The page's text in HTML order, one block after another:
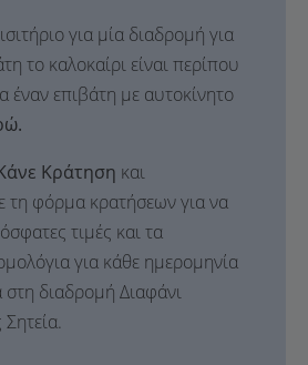
για μία διαδρομή για
το καλοκαίρι είναι περίπου
έναν επιβάτη με αυτοκίνητο
Κράτηση και
τη φόρμα κρατήσεων για να
τιμές και τα
για κάθε ημερομηνία
στη διαδρομή Διαφάνι